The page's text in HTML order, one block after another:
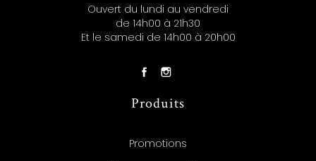
Ouvert du lundi au vendredi
de 14h00 à 21h30
Et le samedi de 14h00 à 20h00
Produits
Promotions